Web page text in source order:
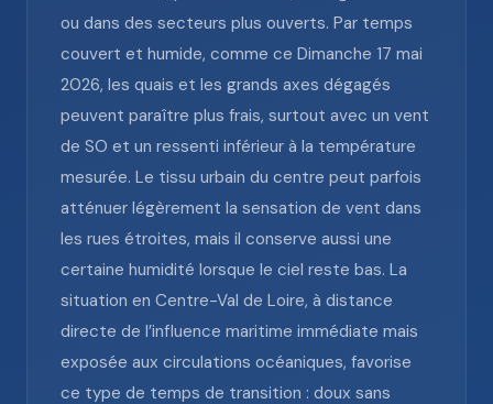
ou dans des secteurs plus ouverts. Par temps
couvert et humide, comme ce Dimanche 17 mai
2026, les quais et les grands axes dégagés
peuvent paraître plus frais, surtout avec un vent
de SO et un ressenti inférieur à la température
mesurée. Le tissu urbain du centre peut parfois
atténuer légèrement la sensation de vent dans
les rues étroites, mais il conserve aussi une
certaine humidité lorsque le ciel reste bas. La
situation en Centre-Val de Loire, à distance
directe de l’influence maritime immédiate mais
exposée aux circulations océaniques, favorise
ce type de temps de transition : doux sans